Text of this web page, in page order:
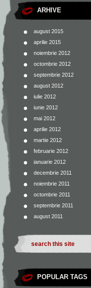
ARHIVE
august 2015
aprilie 2015
noiembrie 2012
octombrie 2012
septembrie 2012
august 2012
iulie 2012
iunie 2012
mai 2012
aprilie 2012
martie 2012
februarie 2012
ianuarie 2012
decembrie 2011
noiembrie 2011
octombrie 2011
septembrie 2011
august 2011
POPULAR TAGS